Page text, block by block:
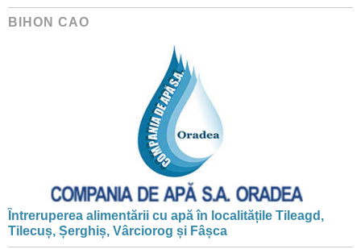
BIHON CAO
Întreruperea alimentării cu apă în localitățile Tileagd,
Tilecuș, Șerghiș, Vârciorog și Fâșca